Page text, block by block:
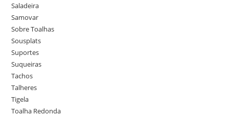
Saladeira
Samovar
Sobre Toalhas
Sousplats
Suportes
Suqueiras
Tachos
Talheres
Tigela
Toalha Redonda